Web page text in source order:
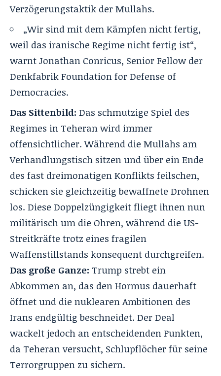
Verzögerungstaktik der Mullahs.
„Wir sind mit dem Kämpfen nicht fertig,
weil das iranische Regime nicht fertig ist“,
warnt Jonathan Conricus, Senior Fellow der
Denkfabrik Foundation for Defense of
Democracies.
Das Sittenbild: Das schmutzige Spiel des
Regimes in Teheran wird immer
offensichtlicher. Während die Mullahs am
Verhandlungstisch sitzen und über ein Ende
des fast dreimonatigen Konflikts feilschen,
schicken sie gleichzeitig bewaffnete Drohnen
los. Diese Doppelzüngigkeit fliegt ihnen nun
militärisch um die Ohren, während die US-
Streitkräfte trotz eines fragilen
Waffenstillstands konsequent durchgreifen.
Das große Ganze: Trump strebt ein
Abkommen an, das den Hormus dauerhaft
öffnet und die nuklearen Ambitionen des
Irans endgültig beschneidet. Der Deal
wackelt jedoch an entscheidenden Punkten,
da Teheran versucht, Schlupflöcher für seine
Terrorgruppen zu sichern.